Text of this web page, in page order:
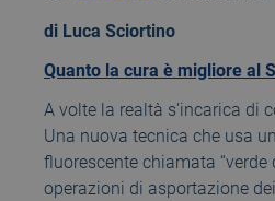
di Luca Sciortino
Quanto la cura è migliore al
A volte la realtà s’incarica di
Una nuova tecnica che usa
fluorescente chiamata “verde
operazioni di asportazione